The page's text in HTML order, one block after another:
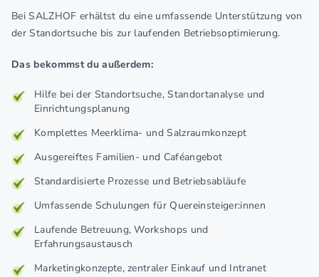
Bei SALZHOF erhältst du eine umfassende Unterstützung von
der Standortsuche bis zur laufenden Betriebsoptimierung.
Das bekommst du außerdem:
Hilfe bei der Standortsuche, Standortanalyse und
Einrichtungsplanung
Komplettes Meerklima- und Salzraumkonzept
Ausgereiftes Familien- und Caféangebot
Standardisierte Prozesse und Betriebsabläufe
Umfassende Schulungen für Quereinsteiger:innen
Laufende Betreuung, Workshops und
Erfahrungsaustausch
Marketingkonzepte, zentraler Einkauf und Intranet